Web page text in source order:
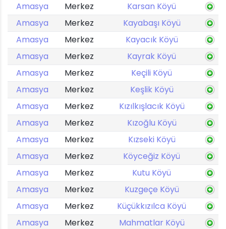
Amasya
Merkez
Karsan Köyü
Amasya
Merkez
Kayabaşı Köyü
Amasya
Merkez
Kayacık Köyü
Amasya
Merkez
Kayrak Köyü
Amasya
Merkez
Keçili Köyü
Amasya
Merkez
Keşlik Köyü
Amasya
Merkez
Kızılkışlacık Köyü
Amasya
Merkez
Kızoğlu Köyü
Amasya
Merkez
Kızseki Köyü
Amasya
Merkez
Köyceğiz Köyü
Amasya
Merkez
Kutu Köyü
Amasya
Merkez
Kuzgeçe Köyü
Amasya
Merkez
Küçükkızılca Köyü
Amasya
Merkez
Mahmatlar Köyü